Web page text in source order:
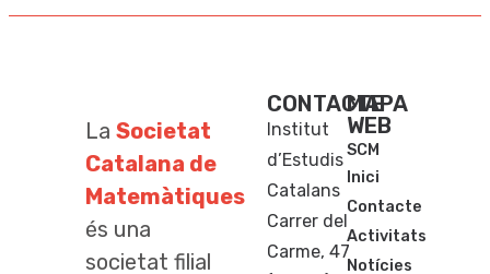
La Societat
Catalana de
Matemàtiques
és una
societat filial
CONTACTE
Institut
d’Estudis
Catalans
Carrer del
Carme, 47
MAPA
WEB
SCM
Inici
Contacte
Activitats
Notícies